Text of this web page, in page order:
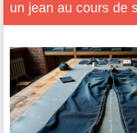
un jean au cours de